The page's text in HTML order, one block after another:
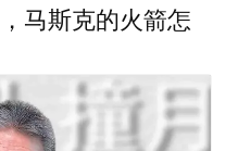
马斯克的火箭怎